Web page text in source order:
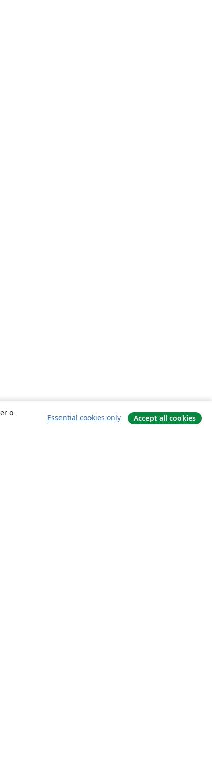
o
Essential cookies only Accept all cookies